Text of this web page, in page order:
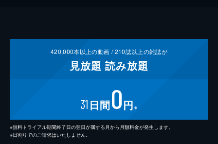
420,000本以上の動画 /210誌以上の雑誌が
見放題 読み放題
31 日間0円 ※
※無料トライアル期間終了日の翌日が属する月から月額料金が発生します。
※日割りでのご請求はいたしません。